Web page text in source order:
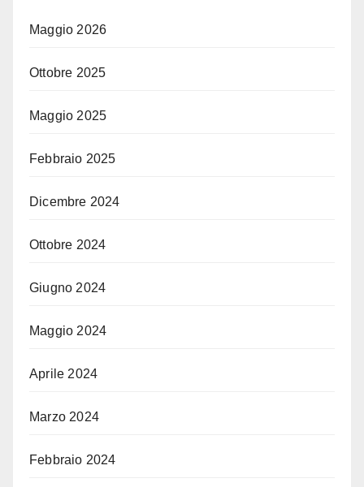
Maggio 2026
Ottobre 2025
Maggio 2025
Febbraio 2025
Dicembre 2024
Ottobre 2024
Giugno 2024
Maggio 2024
Aprile 2024
Marzo 2024
Febbraio 2024